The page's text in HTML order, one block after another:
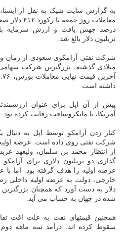
به گزارش سایت شیک به نقل از
تریلیون دلار بالغ شد.
شرکت نفتی آرامکوی سعودی از زمان
میلادی گذشته، بزرگترین شرکت
داشته است.
پیش از آن اپل برای عنوان
آمریکا، با مایکروسافت رقابت کرده بود.
کنار زدن آرامکو توسط اپل به دنبال
شرکت نفتی روی داده است. عرضه
از انتظار محمد بن سلمان، ولیعهد
عرضه اولیه را هدف گرفته بود. اما با
دلار به دست آورد که همچنان
شده در جهان به حساب می آید.
همچنین قیمتهای نفت به علت افت